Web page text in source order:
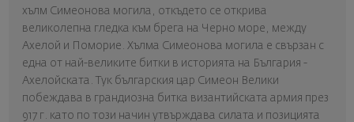
хълм Симеонова могила, откъдето се открива
великолепна гледка към брега на Черно море, между
Ахелой и Поморие. Хълма Симеонова могила е свързан с
една от най-великите битки в историята на България -
Ахелойската. Тук българския цар Симеон Велики
побеждава в грандиозна битка византийската армия през
917 г. като по този начин утвърждава силата и позицията